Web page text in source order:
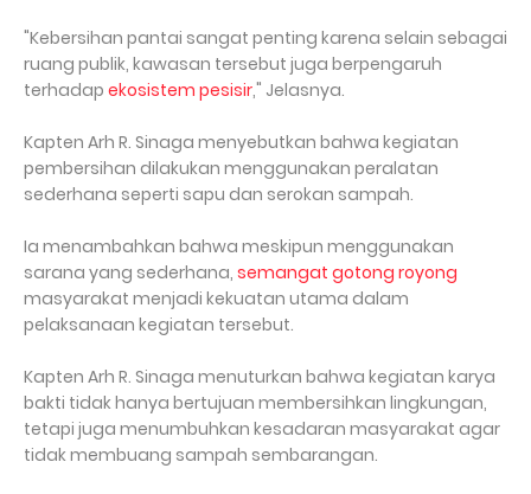
"Kebersihan pantai sangat penting karena selain sebagai
ruang publik, kawasan tersebut juga berpengaruh
terhadap ekosistem pesisir," Jelasnya.
Kapten Arh R. Sinaga menyebutkan bahwa kegiatan
pembersihan dilakukan menggunakan peralatan
sederhana seperti sapu dan serokan sampah.
Ia menambahkan bahwa meskipun menggunakan
sarana yang sederhana, semangat gotong royong
masyarakat menjadi kekuatan utama dalam
pelaksanaan kegiatan tersebut.
Kapten Arh R. Sinaga menuturkan bahwa kegiatan karya
bakti tidak hanya bertujuan membersihkan lingkungan,
tetapi juga menumbuhkan kesadaran masyarakat agar
tidak membuang sampah sembarangan.